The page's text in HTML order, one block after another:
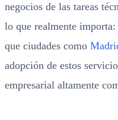
negocios de las tareas
lo que realmente
que ciudades como
adopción de estos
empresarial altamente